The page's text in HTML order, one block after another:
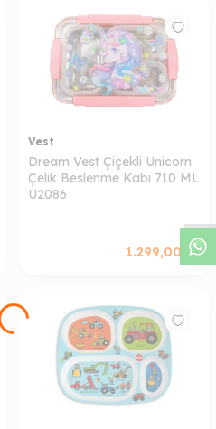
W
h
a
s
a
p
p
D
e
s
t
e
H
a
t
t
Vest
Dream Vest Çiçekli Unicorn
Çelik Beslenme Kabı 710 ML
U2086
1.299,00 TL